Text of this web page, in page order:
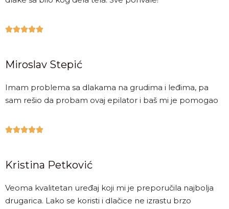

Miroslav Stepić
Imam problema sa dlakama na grudima i leđima, pa
sam rešio da probam ovaj epilator i baš mi je pomogao

Kristina Petković
Veoma kvalitetan uređaj koji mi je preporučila najbolja
drugarica. Lako se koristi i dlačice ne izrastu brzo